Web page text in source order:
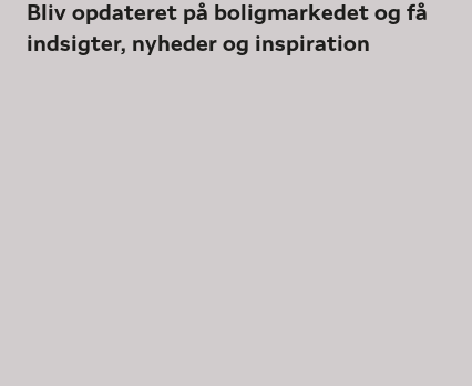
Bliv opdateret på boligmarkedet og få
indsigter, nyheder og inspiration